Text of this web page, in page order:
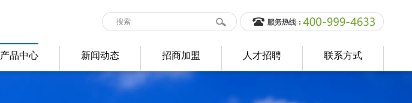
产品中心 新闻动态 招商加盟 人才招聘 联系方式